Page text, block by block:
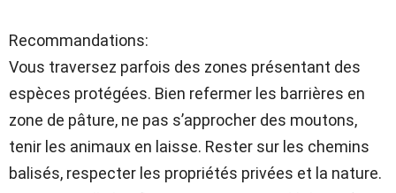
Recommandations:
Vous traversez parfois des zones présentant des
espèces protégées. Bien refermer les barrières en
zone de pâture, ne pas s’approcher des moutons,
tenir les animaux en laisse. Rester sur les chemins
balisés, respecter les propriétés privées et la nature.